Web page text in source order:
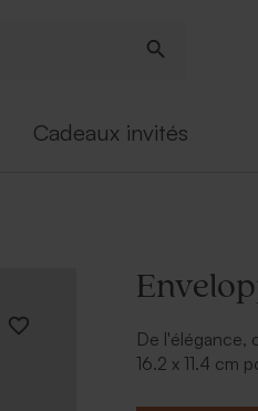
Cadeaux invités
De l'élégance,
16.2 x 11.4 cm